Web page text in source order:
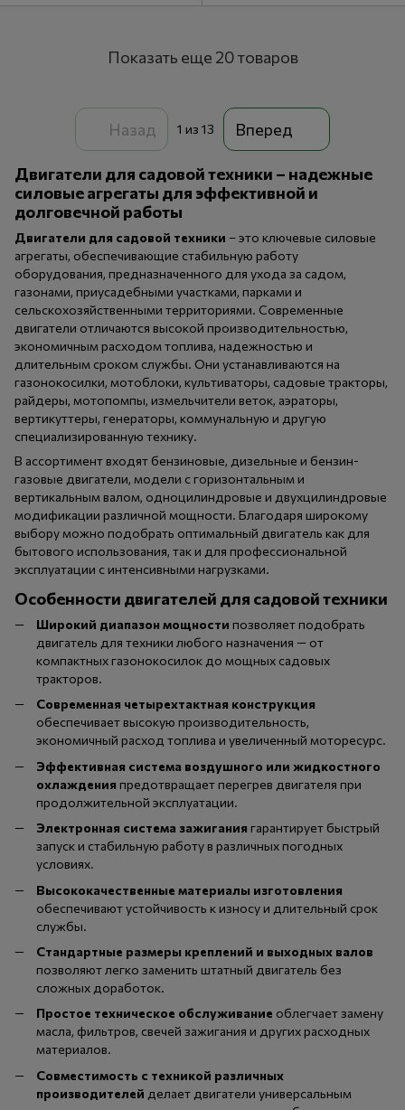
Показать еще 20 товаров
Назад 1 из 13 Вперед
Двигатели для садовой техники – надежные
силовые агрегаты для эффективной и
долговечной работы
Двигатели для садовой техники – это ключевые силовые
агрегаты, обеспечивающие стабильную работу
оборудования, предназначенного для ухода за садом,
газонами, приусадебными участками, парками и
сельскохозяйственными территориями. Современные
двигатели отличаются высокой производительностью,
экономичным расходом топлива, надежностью и
длительным сроком службы. Они устанавливаются на
газонокосилки, мотоблоки, культиваторы, садовые тракторы,
райдеры, мотопомпы, измельчители веток, аэраторы,
вертикуттеры, генераторы, коммунальную и другую
специализированную технику.
В ассортимент входят бензиновые, дизельные и бензин-
газовые двигатели, модели с горизонтальным и
вертикальным валом, одноцилиндровые и двухцилиндровые
модификации различной мощности. Благодаря широкому
выбору можно подобрать оптимальный двигатель как для
бытового использования, так и для профессиональной
эксплуатации с интенсивными нагрузками.
Особенности двигателей для садовой техники
Широкий диапазон мощности позволяет подобрать
двигатель для техники любого назначения — от
компактных газонокосилок до мощных садовых
тракторов.
Современная четырехтактная конструкция
обеспечивает высокую производительность,
экономичный расход топлива и увеличенный моторесурс.
Эффективная система воздушного или жидкостного
охлаждения предотвращает перегрев двигателя при
продолжительной эксплуатации.
Электронная система зажигания гарантирует быстрый
запуск и стабильную работу в различных погодных
условиях.
Высококачественные материалы изготовления
обеспечивают устойчивость к износу и длительный срок
службы.
Стандартные размеры креплений и выходных валов
позволяют легко заменить штатный двигатель без
сложных доработок.
Простое техническое обслуживание облегчает замену
масла, фильтров, свечей зажигания и других расходных
материалов.
Совместимость с техникой различных
производителей делает двигатели универсальным